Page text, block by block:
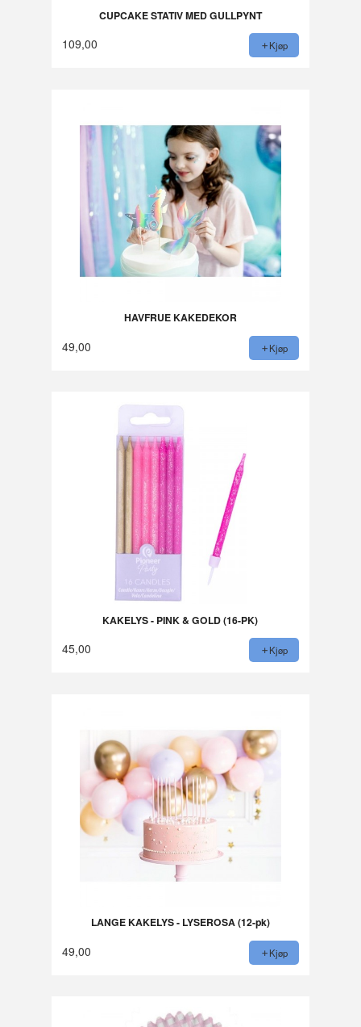
CUPCAKE STATIV MED GULLPYNT
109,00 Kjøp
HAVFRUE KAKEDEKOR
49,00 Kjøp
KAKELYS - PINK & GOLD (16-PK)
45,00 Kjøp
LANGE KAKELYS - LYSEROSA (12-pk)
49,00 Kjøp